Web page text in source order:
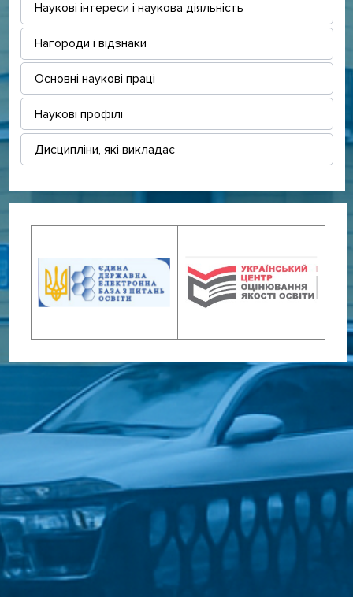
Наукові інтереси і наукова діяльність
Нагороди і відзнаки
Основні наукові праці
Наукові профілі
Дисципліни, які викладає